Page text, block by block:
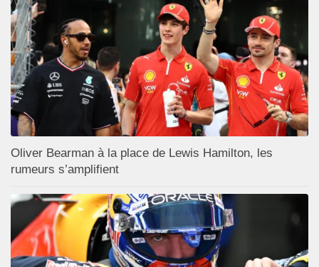
Oliver Bearman à la place de Lewis Hamilton, les
rumeurs s’amplifient